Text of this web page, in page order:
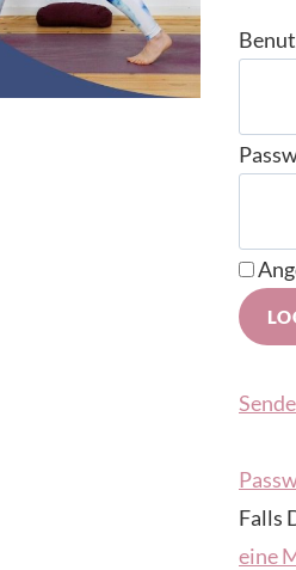
Falls
eine